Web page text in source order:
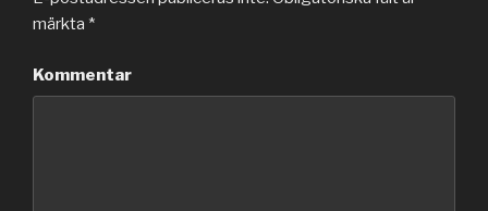
märkta *
Kommentar